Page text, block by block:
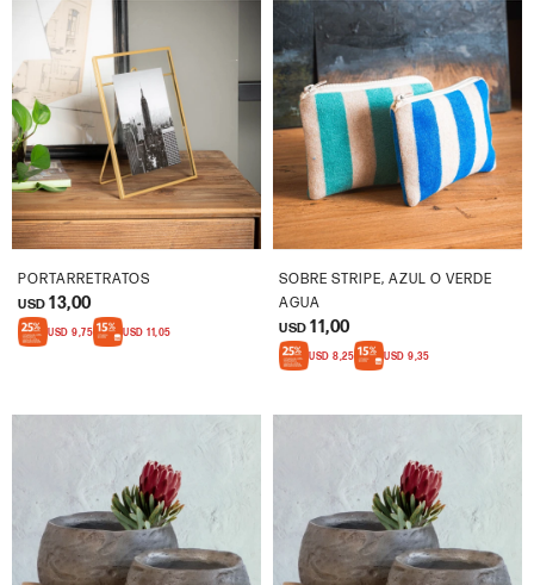
PORTARRETRATOS
USD 13,00
USD 9,75 USD 11,05
SOBRE STRIPE, AZUL O VERDE
AGUA
USD 11,00
USD 8,25 USD 9,35